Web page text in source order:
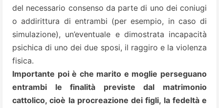
del necessario consenso da parte di uno dei coniugi
o addirittura di entrambi (per esempio, in caso di
simulazione), un’eventuale e dimostrata incapacità
psichica di uno dei due sposi, il raggiro e la violenza
fisica.
Importante poi è che marito e moglie perseguano
entrambi le finalità previste dal matrimonio
cattolico, cioè la procreazione dei figli, la fedeltà e